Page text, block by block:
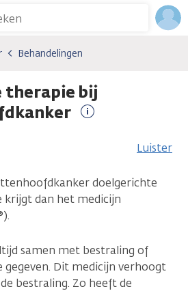
Behandelingen
therapie bij
informatieLuister
doelgerichte
krijgt dan het medicijn
samen met bestraling of
Dit medicijn verhoogt
bestraling. Zo heeft de